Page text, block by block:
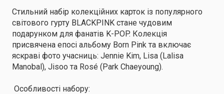
Стильний набір колекційних карток із популярного
світового гурту BLACKPINK стане чудовим
подарунком для фанатів K-POP. Колекція
присвячена епосі альбому Born Pink та включає
яскраві фото учасниць: Jennie Kim, Lisa (Lalisa
Manobal), Jisoo та Rosé (Park Chaeyoung).
Особливості набору: